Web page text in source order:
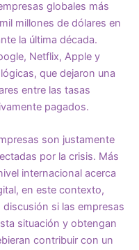
globales más
millones de dólares en
la última década.
Netflix, Apple y
que dejaron una
entre las tasas
pagados.
son justamente
por la crisis. Más
internacional acerca
en este contexto,
si las empresas
situación y obtengan
contribuir con un